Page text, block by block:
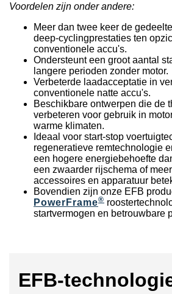
Voordelen zijn onder andere:
Meer dan twee keer de
deep-cyclingprestaties ten
conventionele accu's.
Ondersteunt een groot aantal
langere perioden zonder motor.
Verbeterde laadacceptatie in
conventionele natte accu's.
Beschikbare ontwerpen die de
verbeteren voor gebruik in
warme klimaten.
Ideaal voor start-stop
regeneratieve remtechnologie
een hogere energiebehoefte
een zwaarder rijschema of
accessoires en apparatuur
Bovendien zijn onze EFB
PowerFrame®
startvermogen en betrouwbare
EFB-